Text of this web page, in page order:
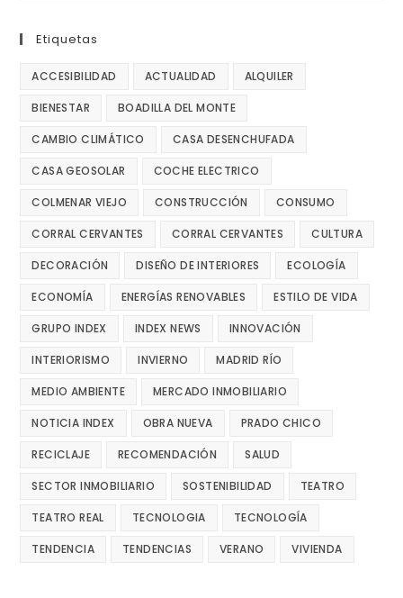
Etiquetas
ACCESIBILIDAD ACTUALIDAD ALQUILER
BIENESTAR BOADILLA DEL MONTE
CAMBIO CLIMÁTICO CASA DESENCHUFADA
CASA GEOSOLAR COCHE ELECTRICO
COLMENAR VIEJO CONSTRUCCIÓN CONSUMO
CORRAL CERVANTES CORRAL CERVANTES CULTURA
DECORACIÓN DISEÑO DE INTERIORES ECOLOGÍA
ECONOMÍA ENERGÍAS RENOVABLES ESTILO DE VIDA
GRUPO INDEX INDEX NEWS INNOVACIÓN
INTERIORISMO INVIERNO MADRID RÍO
MEDIO AMBIENTE MERCADO INMOBILIARIO
NOTICIA INDEX OBRA NUEVA PRADO CHICO
RECICLAJE RECOMENDACIÓN SALUD
SECTOR INMOBILIARIO SOSTENIBILIDAD TEATRO
TEATRO REAL TECNOLOGIA TECNOLOGÍA
TENDENCIA TENDENCIAS VERANO VIVIENDA